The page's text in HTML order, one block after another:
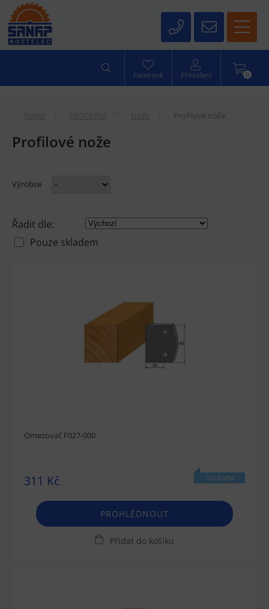
0
Facebook Přihlášení
Profilové nože
Profilové nože
Výrobce
Řadit dle:
Pouze skladem
Omezovač F027-000
311 Kč SKLADEM
PROHLÉDNOUT
Přidat do košíku